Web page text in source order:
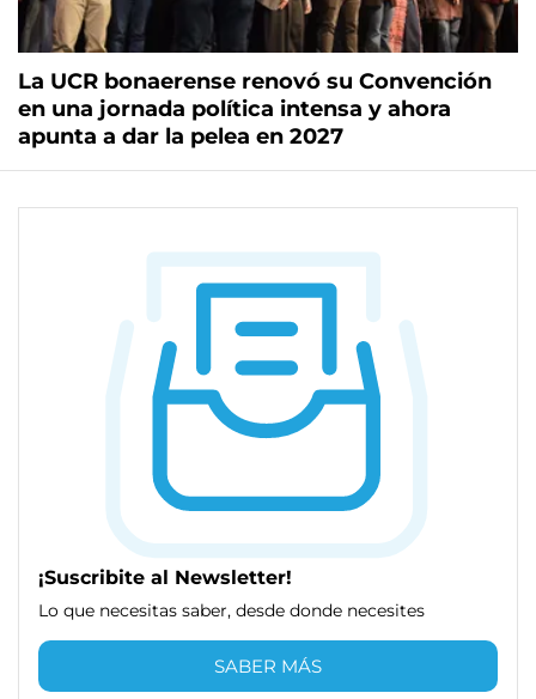
La UCR bonaerense renovó su Convención
en una jornada política intensa y ahora
apunta a dar la pelea en 2027
¡Suscribite al Newsletter!
Lo que necesitas saber, desde donde necesites
SABER MÁS